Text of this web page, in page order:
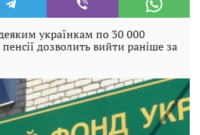
українкам по 30 000
дозволить вийти раніше за